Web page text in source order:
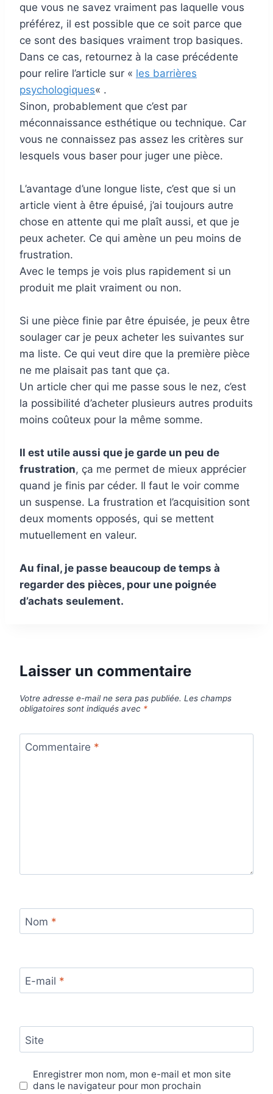
que vous ne savez vraiment pas laquelle vous
préférez, il est possible que ce soit parce que
ce sont des basiques vraiment trop basiques.
Dans ce cas, retournez à la case précédente
pour relire l’article sur « les barrières
psychologiques« .
Sinon, probablement que c’est par
méconnaissance esthétique ou technique. Car
vous ne connaissez pas assez les critères sur
lesquels vous baser pour juger une pièce.
L’avantage d’une longue liste, c’est que si un
article vient à être épuisé, j’ai toujours autre
chose en attente qui me plaît aussi, et que je
peux acheter. Ce qui amène un peu moins de
frustration.
Avec le temps je vois plus rapidement si un
produit me plait vraiment ou non.
Si une pièce finie par être épuisée, je peux être
soulager car je peux acheter les suivantes sur
ma liste. Ce qui veut dire que la première pièce
ne me plaisait pas tant que ça.
Un article cher qui me passe sous le nez, c’est
la possibilité d’acheter plusieurs autres produits
moins coûteux pour la même somme.
Il est utile aussi que je garde un peu de
frustration, ça me permet de mieux apprécier
quand je finis par céder. Il faut le voir comme
un suspense. La frustration et l’acquisition sont
deux moments opposés, qui se mettent
mutuellement en valeur.
Au final, je passe beaucoup de temps à
regarder des pièces, pour une poignée
d’achats seulement.
Laisser un commentaire
Votre adresse e-mail ne sera pas publiée. Les champs
obligatoires sont indiqués avec *
Commentaire *
Nom *
E-mail *
Site
Enregistrer mon nom, mon e-mail et mon site
dans le navigateur pour mon prochain